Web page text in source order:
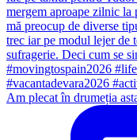
Am plecat în drumeția